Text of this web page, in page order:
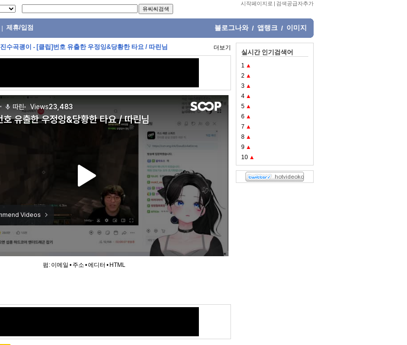
시작페이지로 | 검색공급자추가
제휴/입점 블로그나와 / 앱랭크 / 이미지
진수곡괭이 - [클립]번호 유출한 우정잉&당황한 타요 / 따린님 더보기
펌: 이메일 • 주소 •에디터 • HTML
실시간 인기검색어
1 ▲
2 ▲
3 ▲
4 ▲
5 ▲
6 ▲
7 ▲
8 ▲
9 ▲
10 ▲